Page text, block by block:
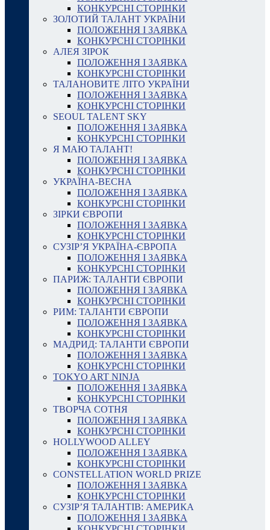
КОНКУРСНІ СТОРІНКИ
ЗОЛОТИЙ ТАЛАНТ УКРАЇНИ
ПОЛОЖЕННЯ І ЗАЯВКА
КОНКУРСНІ СТОРІНКИ
АЛЕЯ ЗІРОК
ПОЛОЖЕННЯ І ЗАЯВКА
КОНКУРСНІ СТОРІНКИ
ТАЛАНОВИТЕ ЛІТО УКРАЇНИ
ПОЛОЖЕННЯ І ЗАЯВКА
КОНКУРСНІ СТОРІНКИ
SEOUL TALENT SKY
ПОЛОЖЕННЯ І ЗАЯВКА
КОНКУРСНІ СТОРІНКИ
Я МАЮ ТАЛАНТ!
ПОЛОЖЕННЯ І ЗАЯВКА
КОНКУРСНІ СТОРІНКИ
УКРАЇНА-ВЕСНА
ПОЛОЖЕННЯ І ЗАЯВКА
КОНКУРСНІ СТОРІНКИ
ЗІРКИ ЄВРОПИ
ПОЛОЖЕННЯ І ЗАЯВКА
КОНКУРСНІ СТОРІНКИ
СУЗІР’Я УКРАЇНА-ЄВРОПА
ПОЛОЖЕННЯ І ЗАЯВКА
КОНКУРСНІ СТОРІНКИ
ПАРИЖ: ТАЛАНТИ ЄВРОПИ
ПОЛОЖЕННЯ І ЗАЯВКА
КОНКУРСНІ СТОРІНКИ
РИМ: ТАЛАНТИ ЄВРОПИ
ПОЛОЖЕННЯ І ЗАЯВКА
КОНКУРСНІ СТОРІНКИ
МАДРИД: ТАЛАНТИ ЄВРОПИ
ПОЛОЖЕННЯ І ЗАЯВКА
КОНКУРСНІ СТОРІНКИ
TOKYO ART NINJA
ПОЛОЖЕННЯ І ЗАЯВКА
КОНКУРСНІ СТОРІНКИ
ТВОРЧА СОТНЯ
ПОЛОЖЕННЯ І ЗАЯВКА
КОНКУРСНІ СТОРІНКИ
HOLLYWOOD ALLEY
ПОЛОЖЕННЯ І ЗАЯВКА
КОНКУРСНІ СТОРІНКИ
CONSTELLATION WORLD PRIZE
ПОЛОЖЕННЯ І ЗАЯВКА
КОНКУРСНІ СТОРІНКИ
СУЗІР’Я ТАЛАНТІВ: АМЕРИКА
ПОЛОЖЕННЯ І ЗАЯВКА